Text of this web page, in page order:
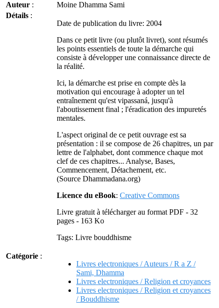
Auteur :
Moine Dhamma Sami
Détails :
Date de publication du livre: 2004
Dans ce petit livre (ou plutôt livret), sont résumés
les points essentiels de toute la démarche qui
consiste à développer une connaissance directe de
la réalité.
Ici, la démarche est prise en compte dès la
motivation qui encourage à adopter un tel
entraînement qu'est vipassaná, jusqu'à
l'aboutissement final ; l'éradication des impuretés
mentales.
L'aspect original de ce petit ouvrage est sa
présentation : il se compose de 26 chapitres, un par
lettre de l'alphabet, dont commence chaque mot
clef de ces chapitres... Analyse, Bases,
Commencement, Détachement, etc.
(Source Dhammadana.org)
Licence du eBook: Creative Commons
Livre gratuit à télécharger au format PDF - 32
pages - 163 Ko
Tags: Livre bouddhisme
Catégorie :
Livres electroniques / Auteurs / R a Z /
Sami, Dhamma
Livres electroniques / Religion et croyances
Livres electroniques / Religion et croyances
/ Bouddhisme